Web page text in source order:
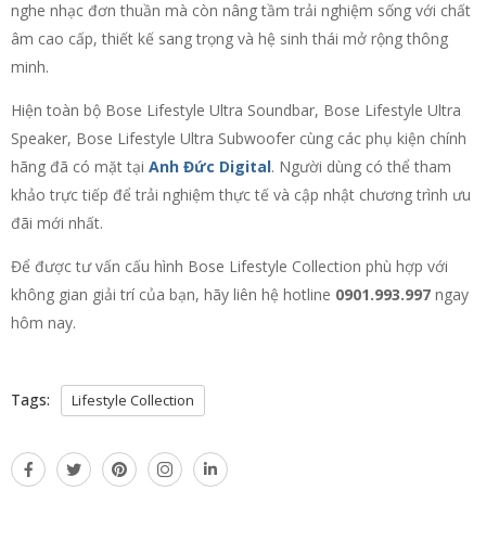
nghe nhạc đơn thuần mà còn nâng tầm trải nghiệm sống với chất
âm cao cấp, thiết kế sang trọng và hệ sinh thái mở rộng thông
minh.
Hiện toàn bộ Bose Lifestyle Ultra Soundbar, Bose Lifestyle Ultra
Speaker, Bose Lifestyle Ultra Subwoofer cùng các phụ kiện chính
hãng đã có mặt tại Anh Đức Digital. Người dùng có thể tham
khảo trực tiếp để trải nghiệm thực tế và cập nhật chương trình ưu
đãi mới nhất.
Để được tư vấn cấu hình Bose Lifestyle Collection phù hợp với
không gian giải trí của bạn, hãy liên hệ hotline 0901.993.997 ngay
hôm nay.
Tags: Lifestyle Collection